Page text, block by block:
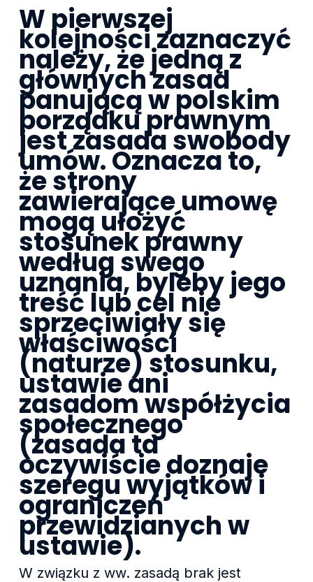
W pierwszej
kolejności zaznaczyć
należy, że jedną z
głównych zasad
panującą w polskim
porządku prawnym
jest zasada swobody
umów. Oznacza to,
że strony
zawierające umowę
mogą ułożyć
stosunek prawny
według swego
uznania, byleby jego
treść lub cel nie
sprzeciwiały się
właściwości
(naturze) stosunku,
ustawie ani
zasadom współżycia
społecznego
(zasada ta
oczywiście doznaje
szeregu wyjątków i
ograniczeń
przewidzianych w
ustawie).
W związku z ww. zasadą brak jest